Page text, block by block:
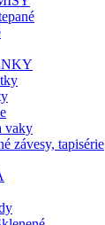
vaky
závesy, tapisérie